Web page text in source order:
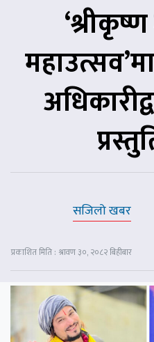
सजिलो खबर
प्रकाशित मिति : श्रावण ३०, २०८२ बिहीबार